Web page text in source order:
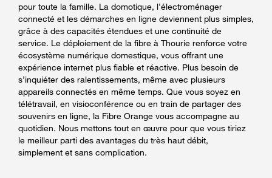
pour toute la famille. La domotique, l’électroménager
connecté et les démarches en ligne deviennent plus simples,
grâce à des capacités étendues et une continuité de
service. Le déploiement de la fibre à Thourie renforce votre
écosystème numérique domestique, vous offrant une
expérience internet plus fiable et réactive. Plus besoin de
s’inquiéter des ralentissements, même avec plusieurs
appareils connectés en même temps. Que vous soyez en
télétravail, en visioconférence ou en train de partager des
souvenirs en ligne, la Fibre Orange vous accompagne au
quotidien. Nous mettons tout en œuvre pour que vous tiriez
le meilleur parti des avantages du très haut débit,
simplement et sans complication.